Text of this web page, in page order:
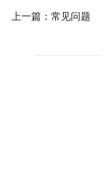
上一篇： 常见问题